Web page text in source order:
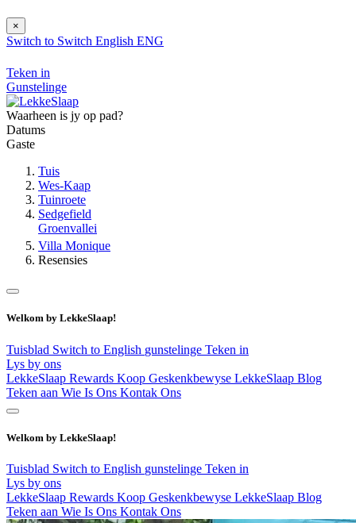
×
Switch to Switch English ENG
Teken in
Gunstelinge
Waarheen is jy op pad?
Datums
Gaste
Tuis
Wes-Kaap
Tuinroete
Sedgefield
Groenvallei
Villa Monique
Resensies
Welkom by LekkeSlaap!
Tuisblad Switch to English gunstelinge Teken in
Lys by ons
LekkeSlaap Rewards Koop Geskenkbewyse LekkeSlaap Blog
Teken aan Wie Is Ons Kontak Ons
Welkom by LekkeSlaap!
Tuisblad Switch to English gunstelinge Teken in
Lys by ons
LekkeSlaap Rewards Koop Geskenkbewyse LekkeSlaap Blog
Teken aan Wie Is Ons Kontak Ons